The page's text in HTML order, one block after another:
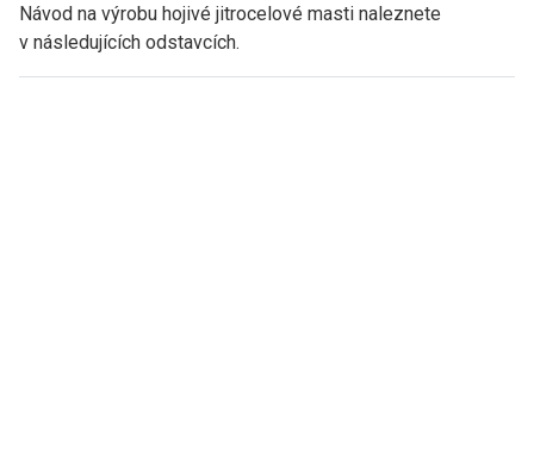
Návod na výrobu hojivé jitrocelové masti naleznete
v následujících odstavcích.